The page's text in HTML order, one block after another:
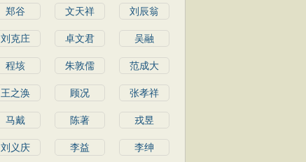
郑谷 文天祥 刘辰翁
刘克庄 卓文君 吴融
程垓 朱敦儒 范成大
王之涣 顾况 张孝祥
马戴 陈著 戎昱
刘义庆 李益 李绅